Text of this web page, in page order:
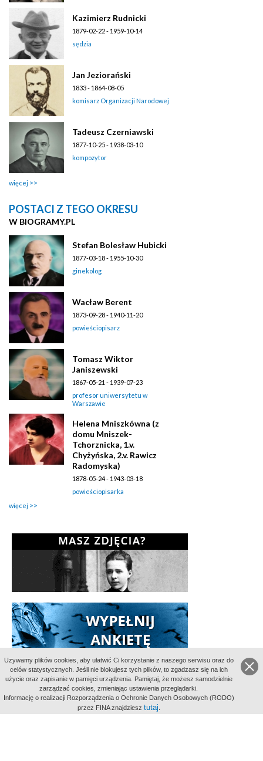
Kazimierz Rudnicki
1879-02-22 - 1959-10-14
sędzia
Jan Jeziorański
1833 - 1864-08-05
komisarz Organizacji Narodowej
Tadeusz Czerniawski
1877-10-25 - 1938-03-10
kompozytor
więcej
POSTACI Z TEGO OKRESU
W BIOGRAMY.PL
Stefan Bolesław Hubicki
1877-03-18 - 1955-10-30
ginekolog
Wacław Berent
1873-09-28 - 1940-11-20
powieściopisarz
Tomasz Wiktor
Janiszewski
1867-05-21 - 1939-07-23
profesor uniwersytetu w
Warszawie
Helena Mniszkówna (z
domu Mniszek-
Tchorznicka, 1.v.
Chyżyńska, 2.v. Rawicz
Radomyska)
1878-05-24 - 1943-03-18
powieściopisarka
więcej
Uzywamy plików cookies, aby ułatwić Ci korzystanie z naszego serwisu oraz do
celów statystycznych. Jeśli nie blokujesz tych plików, to zgadzasz się na ich
użycie oraz zapisanie w pamięci urządzenia. Pamiętaj, że możesz samodzielnie
zarządzać cookies, zmieniając ustawienia przeglądarki.
Informację o realizacji Rozporządzenia o Ochronie Danych Osobowych (RODO)
przez FINA znajdziesz tutaj